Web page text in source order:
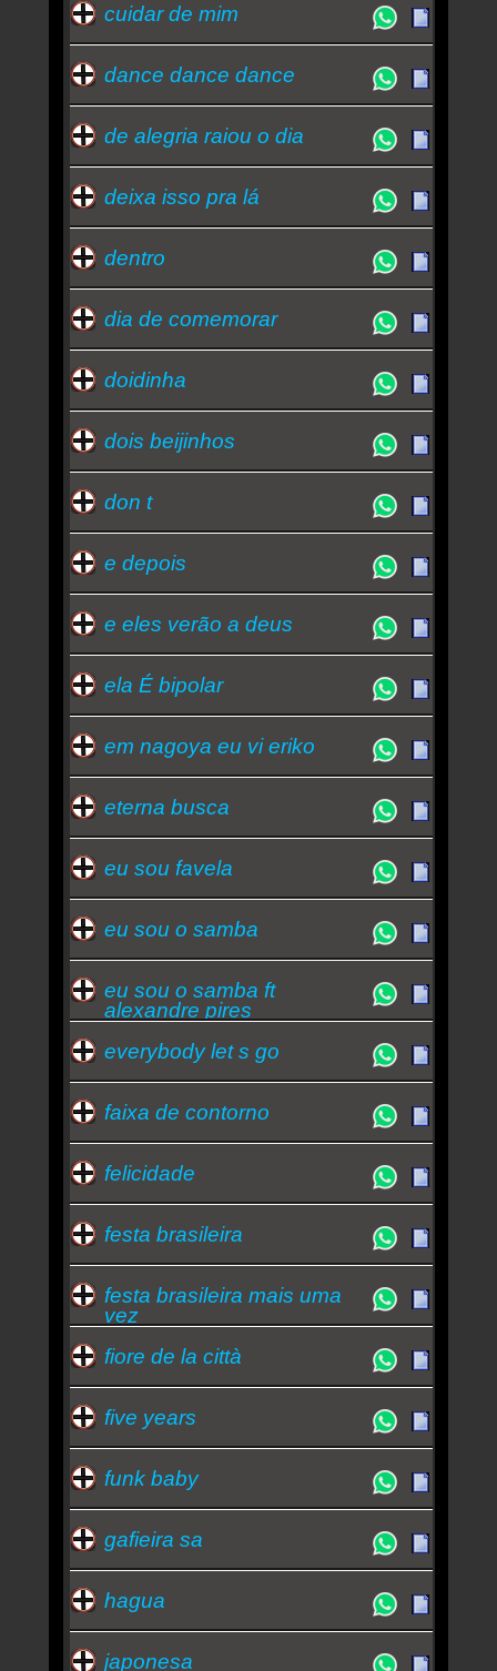
cuidar de mim
dance dance dance
de alegria raiou o dia
deixa isso pra lá
dentro
dia de comemorar
doidinha
dois beijinhos
don t
e depois
e eles verão a deus
ela É bipolar
em nagoya eu vi eriko
eterna busca
eu sou favela
eu sou o samba
eu sou o samba ft
alexandre pires
everybody let s go
faixa de contorno
felicidade
festa brasileira
festa brasileira mais uma
vez
fiore de la città
five years
funk baby
gafieira sa
hagua
japonesa